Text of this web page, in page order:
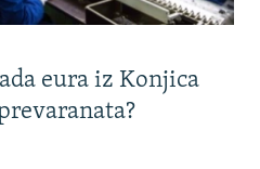
eura iz Konjica